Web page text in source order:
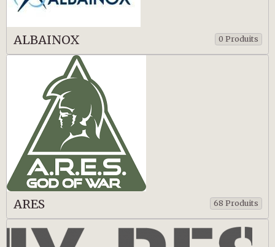
ALBAINOX 0 Produits
ARES 68 Produits